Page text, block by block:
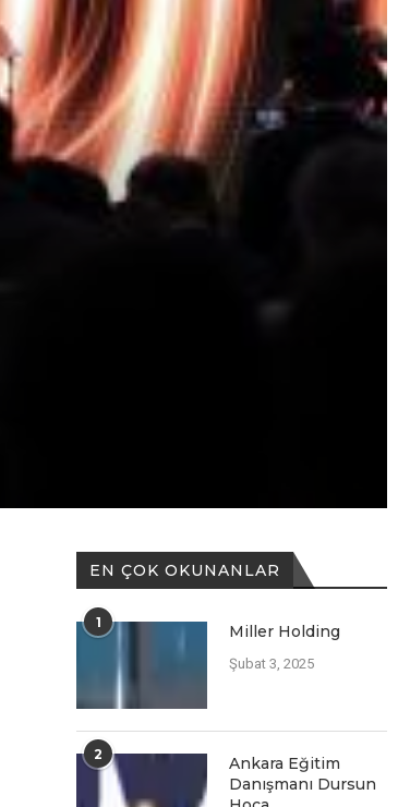
EN ÇOK OKUNANLAR
1 Miller Holding
Şubat 3, 2025
2
Ankara Eğitim
Danışmanı Dursun